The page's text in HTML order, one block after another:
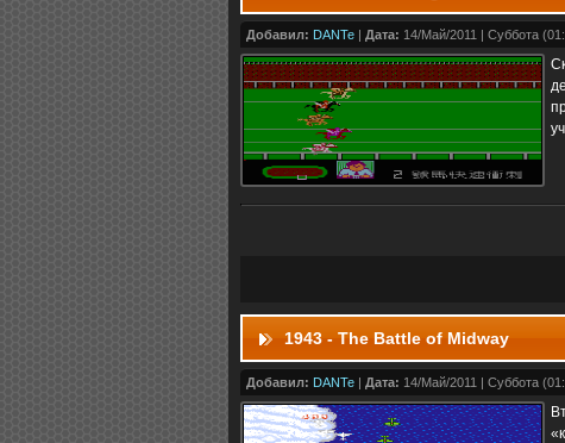
Добавил: DANTe | Дата: 14/Май/2011 | Суббота
1943 - The Battle of Midway
Добавил: DANTe | Дата: 14/Май/2011 | Суббота